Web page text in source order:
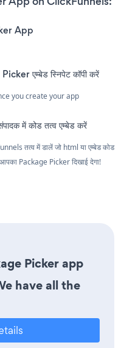
App
एम्बेड स्निपेट कॉपी करें
you create your app
में कोड तत्व एम्बेड करें
तत्व में डालें जो html या एम्बेड कोड
Package Picker दिखाई देगा!
Picker app
have all the